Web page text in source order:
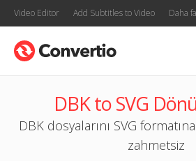
Video Editor Add Subtitles to Video Daha
DBK to SVG
DBK dosyalarını SVG
zahmetsiz